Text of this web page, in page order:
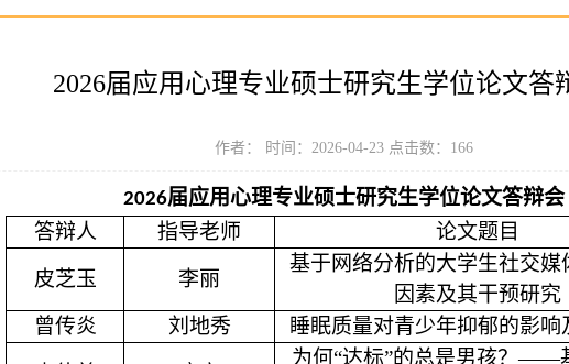
2026届应用心理专业硕士研究生学位论文答
作者： 时间：2026-04-23 点击数： 166
2026届应用心理专业硕士研究生学位论文答辩会
答辩人
指导老师 论文题目
皮芝玉 李丽
基于网络分析的大学生社交媒
因素及其干预研究
曾传炎
刘地秀 睡眠质量对青少年抑郁的影响
为何“达标”的总是男孩？——